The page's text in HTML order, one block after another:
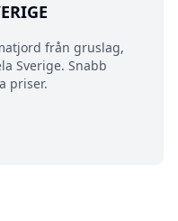
från gruslag,
Sverige. Snabb
priser.